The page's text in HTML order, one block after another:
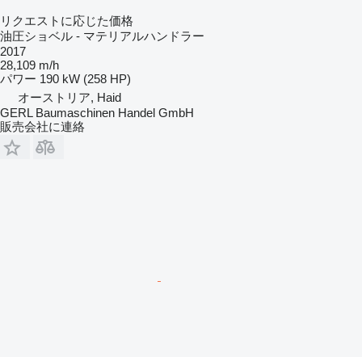
リクエストに応じた価格
油圧ショベル - マテリアルハンドラー
2017
28,109 m/h
パワー 190 kW (258 HP)
オーストリア, Haid
GERL Baumaschinen Handel GmbH
販売会社に連絡